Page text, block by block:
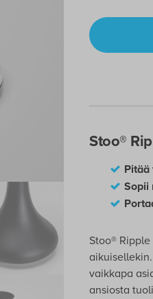
Stoo®
Pitää
Sopii
Stoo®
vaikkapa
ansiosta